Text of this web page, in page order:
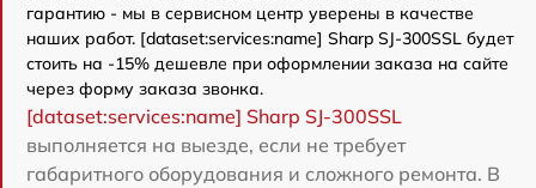
гарантию - мы в сервисном центр уверены в качестве
наших работ. [dataset:services:name] Sharp SJ-300SSL будет
стоить на -15% дешевле при оформлении заказа на сайте
через форму заказа звонка.
[dataset:services:name] Sharp SJ-300SSL
выполняется на выезде, если не требует
габаритного оборудования и сложного ремонта. В